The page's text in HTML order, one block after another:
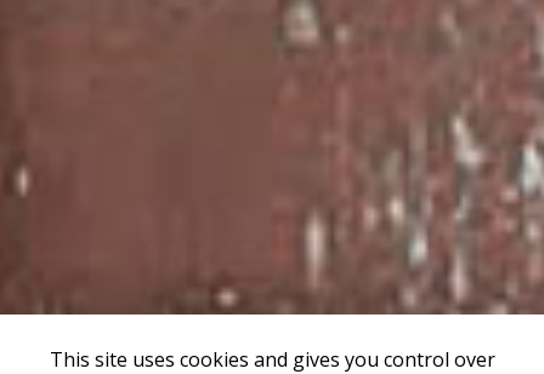
This site uses cookies and gives you control over